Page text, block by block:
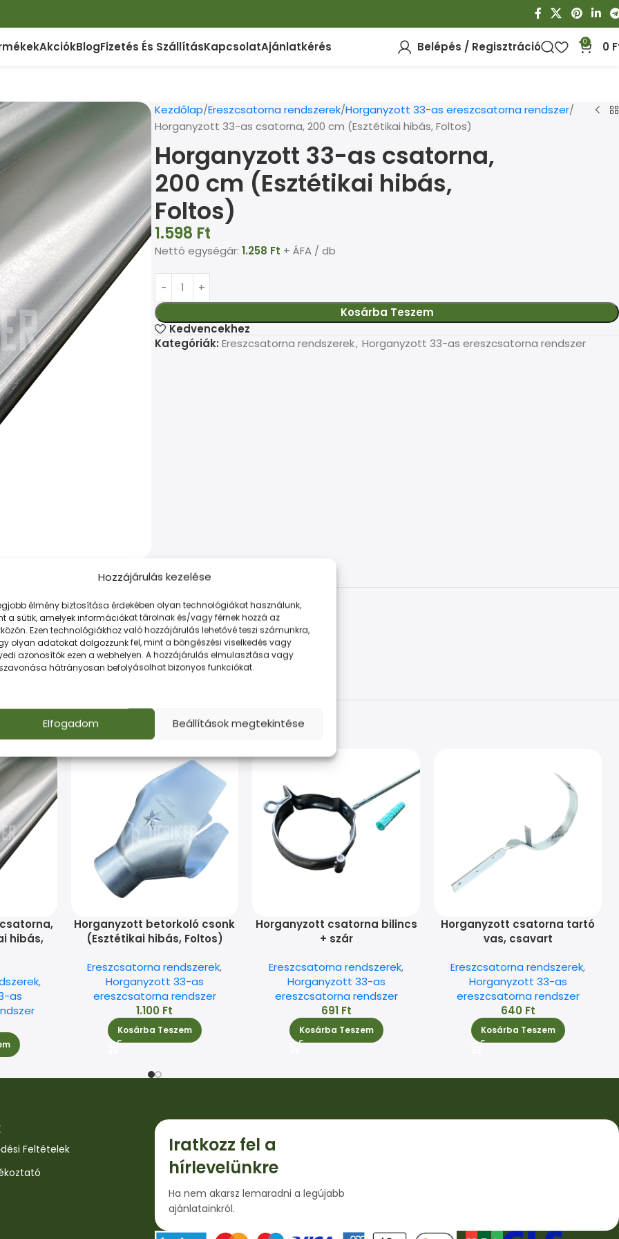
Hozzájárulás kezelése
élmény biztosítása érdekében olyan technológiákat használunk,
a sütik, amelyek információkat tárolnak és/vagy férnek hozzá az
Ezen technológiákhoz való hozzájárulás lehetővé teszi számunkra,
olyan adatokat dolgozzunk fel, mint a böngészési viselkedés vagy
azonosítók ezen a webhelyen. A hozzájárulás elmulasztása vagy
hátrányosan befolyásolhat bizonyos funkciókat.
Elfogadom Beállítások megtekintése
AkciókBlogFizetés És SzállításKapcsolatAjánlatkérés Belépés / Regisztráció 0 0
Kezdőlap Ereszcsatorna rendszerek Horganyzott 33-as ereszcsatorna rendszer
Horganyzott 33-as csatorna, 200 cm (Esztétikai hibás, Foltos)
Horganyzott 33-as csatorna,
200 cm (Esztétikai hibás,
Foltos)
1.598 Ft
Nettó egységár: 1.258 Ft + ÁFA / db
Kosárba Teszem
Kedvencekhez
Kategóriák: Ereszcsatorna rendszerek, Horganyzott 33-as ereszcsatorna rendszer
LEÍRÁSTOVÁBBI INFORMÁCIÓKFIZETÉS ÉS SZÁLLÍTÁS
megoldás minden munkához.
hibás,
,
as
Horganyzott betorkoló csonk
(Esztétikai hibás, Foltos)
Ereszcsatorna rendszerek,
Horganyzott 33-as
ereszcsatorna rendszer
1.100 Ft
Kosárba Teszem
Horganyzott csatorna bilincs
+ szár
Ereszcsatorna rendszerek,
Horganyzott 33-as
ereszcsatorna rendszer
691 Ft
Kosárba Teszem
Horganyzott csatorna tartó
vas, csavart
Ereszcsatorna rendszerek,
Horganyzott 33-as
ereszcsatorna rendszer
640 Ft
Kosárba Teszem
Feltételek
Iratkozz fel a
hírlevelünkre
Ha nem akarsz lemaradni a legújabb
ajánlatainkról.